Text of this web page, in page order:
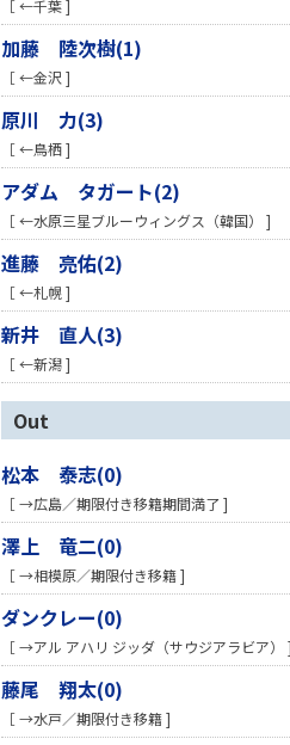
［ ←千葉 ]
加藤 陸次樹(1)
［ ←金沢 ]
原川 力(3)
［ ←鳥栖 ]
アダム タガート(2)
［ ←水原三星ブルーウィングス（韓国） ]
進藤 亮佑(2)
［ ←札幌 ]
新井 直人(3)
［ ←新潟 ]
Out
松本 泰志(0)
［ →広島／期限付き移籍期間満了 ]
澤上 竜二(0)
［ →相模原／期限付き移籍 ]
ダンクレー(0)
［ →アル アハリ ジッダ（サウジアラビア） ]
藤尾 翔太(0)
［ →水戸／期限付き移籍 ]